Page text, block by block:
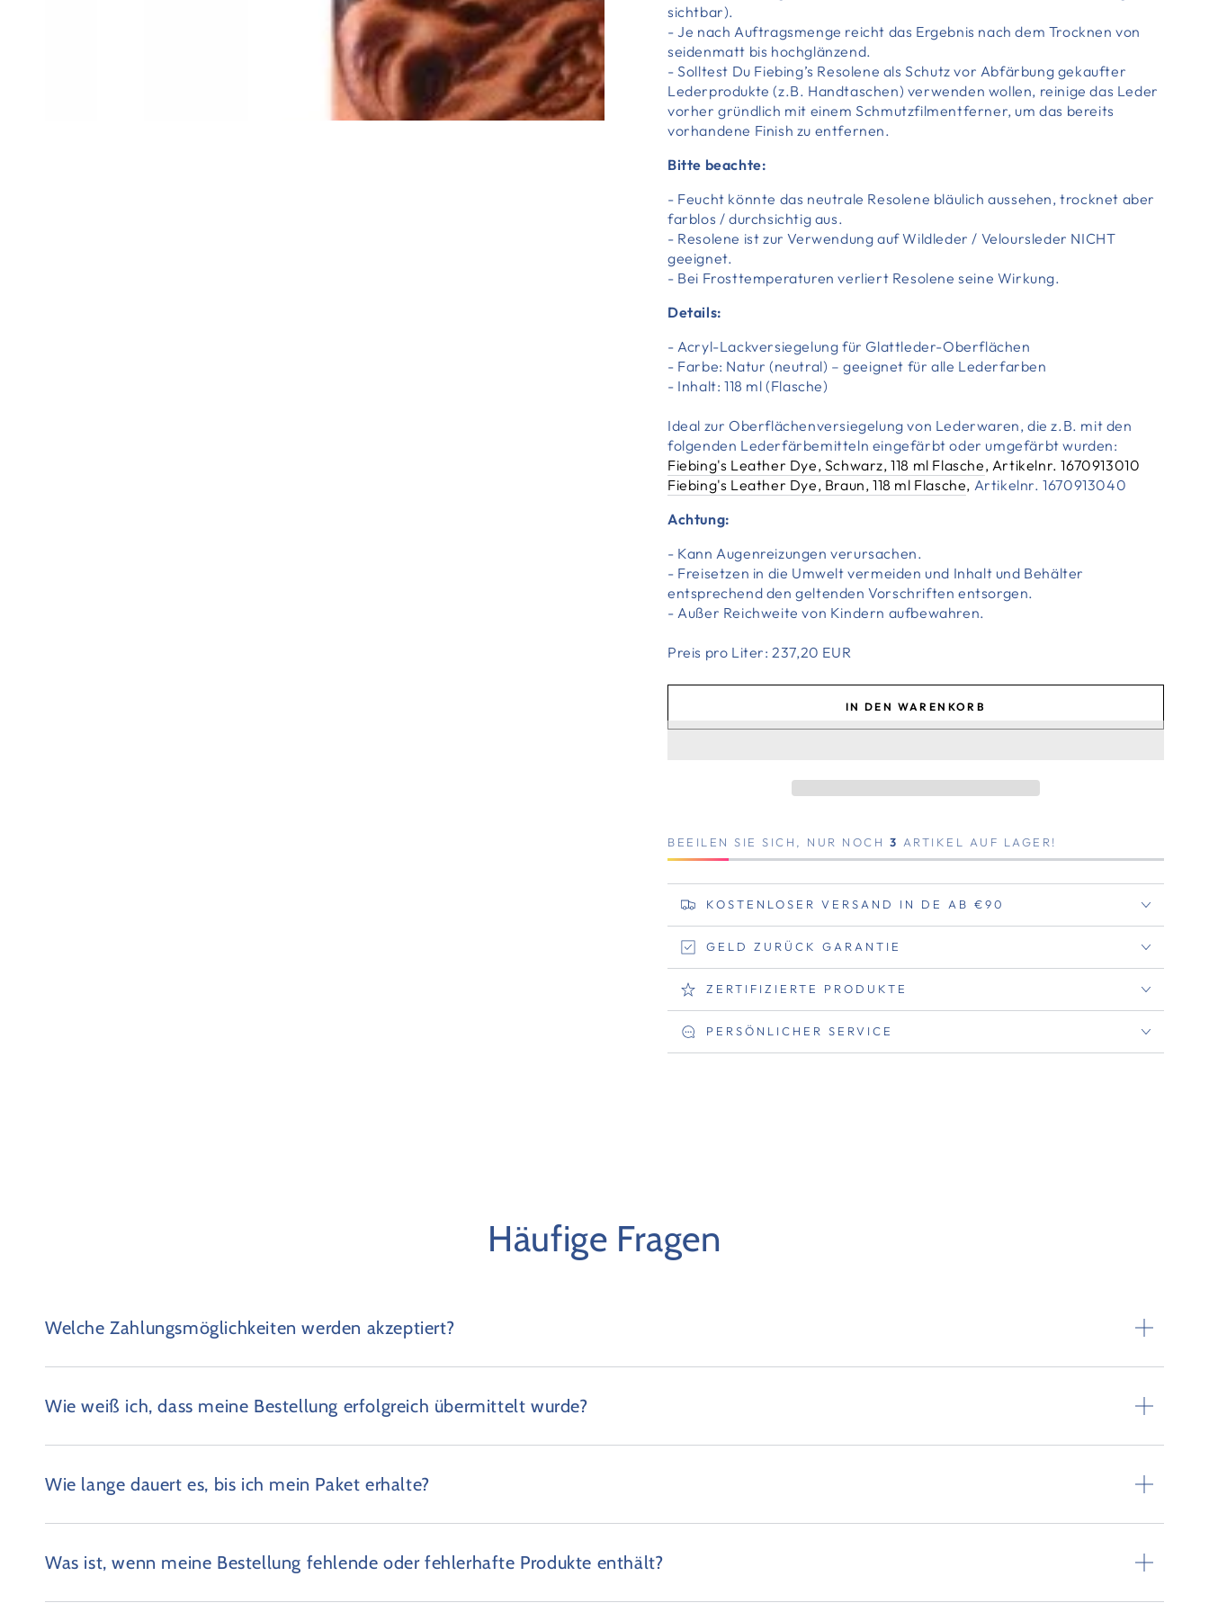
sichtbar).
- Je nach Auftragsmenge reicht das Ergebnis nach dem Trocknen von
seidenmatt bis hochglänzend.
- Solltest Du Fiebing’s Resolene als Schutz vor Abfärbung gekaufter
Lederprodukte (z.B. Handtaschen) verwenden wollen, reinige das Leder
vorher gründlich mit einem Schmutzfilmentferner, um das bereits
vorhandene Finish zu entfernen.
Bitte beachte:
- Feucht könnte das neutrale Resolene bläulich aussehen, trocknet aber
farblos / durchsichtig aus.
- Resolene ist zur Verwendung auf Wildleder / Veloursleder NICHT
geeignet.
- Bei Frosttemperaturen verliert Resolene seine Wirkung.
Details:
- Acryl-Lackversiegelung für Glattleder-Oberflächen
- Farbe: Natur (neutral) – geeignet für alle Lederfarben
- Inhalt: 118 ml (Flasche)
Ideal zur Oberflächenversiegelung von Lederwaren, die z.B. mit den
folgenden Lederfärbemitteln eingefärbt oder umgefärbt wurden:
Fiebing's Leather Dye, Schwarz, 118 ml Flasche, Artikelnr. 1670913010
Fiebing's Leather Dye, Braun, 118 ml Flasche, Artikelnr. 1670913040
Achtung:
- Kann Augenreizungen verursachen.
- Freisetzen in die Umwelt vermeiden und Inhalt und Behälter
entsprechend den geltenden Vorschriften entsorgen.
- Außer Reichweite von Kindern aufbewahren.
Preis pro Liter: 237,20 EUR
IN DEN WARENKORB
BEEILEN SIE SICH, NUR NOCH 3 ARTIKEL AUF LAGER!
KOSTENLOSER VERSAND IN DE AB €90
GELD ZURÜCK GARANTIE
ZERTIFIZIERTE PRODUKTE
PERSÖNLICHER SERVICE
Häufige Fragen
Welche Zahlungsmöglichkeiten werden akzeptiert?
Wie weiß ich, dass meine Bestellung erfolgreich übermittelt wurde?
Wie lange dauert es, bis ich mein Paket erhalte?
Was ist, wenn meine Bestellung fehlende oder fehlerhafte Produkte enthält?